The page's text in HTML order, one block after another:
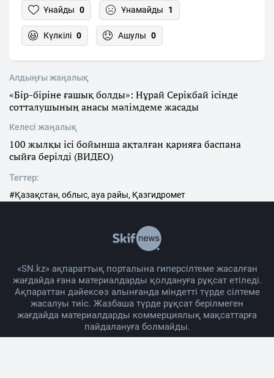
Ұнайды 0 Ұнамайды 1
Күлкілі 0 Ашулы 0
Алдыңғы жаңалық
«Бір-біріне ғашық болды»: Нұрай Серікбай ісінде
сотталушының анасы мәлімдеме жасады
Келесі жаңалық
100 жылқы ісі бойынша ақталған қарияға баспана
сыйға берілді (ВИДЕО)
Тегтер:
#Қазақстан, облыс, ауа райы, Қазгидромет
«SN.kz» ақпараттық порталына гиперсілтеме жасалған
жағдайда ғана материалдарды қолдануға рұқсат етіледі.
Ақпараттан дәйексөз алынғанда міндетті түрде сілтеме
жасалуы тиіс. Жазбаша түрде рұқсат берілмеген
жағдайда материалдарды коммерциялық мақсаттарға
пайдалануға болмайды.